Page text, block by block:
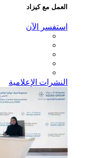
العمل مع كيزاد
استفسر الآن
النشرات الإعلامية